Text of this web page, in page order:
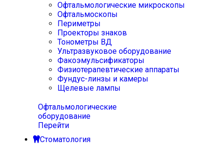
Офтальмологические микроскопы
Офтальмоскопы
Периметры
Проекторы знаков
Тонометры ВД
Ультразвуковое оборудование
Факоэмульсификаторы
Физиотерапевтические аппараты
Фундус-линзы и камеры
Щелевые лампы
Офтальмологические
оборудование
Перейти
Стоматология